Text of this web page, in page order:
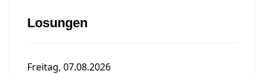
Losungen
Freitag, 07.08.2026